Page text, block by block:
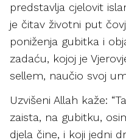
predstavlja cjelovit
je čitav životni put
poniženja gubitka i
zadaću, kojoj je
sellem, naučio svoj
Uzvišeni Allah kaže:
zaista, na gubitku,
djela čine, i koji jedni